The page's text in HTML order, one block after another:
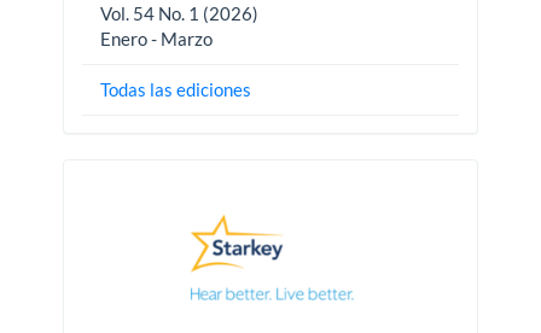
Vol. 54 No. 1 (2026)
Enero - Marzo
Todas las ediciones